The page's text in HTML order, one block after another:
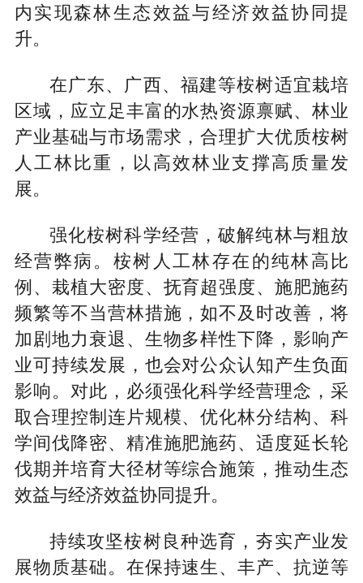
内实现森林生态效益与经济效益协同提
升。
在广东、广西、福建等桉树适宜栽培
区域，应立足丰富的水热资源禀赋、林业
产业基础与市场需求，合理扩大优质桉树
人工林比重，以高效林业支撑高质量发
展。
强化桉树科学经营，破解纯林与粗放
经营弊病。桉树人工林存在的纯林高比
例、栽植大密度、抚育超强度、施肥施药
频繁等不当营林措施，如不及时改善，将
加剧地力衰退、生物多样性下降，影响产
业可持续发展，也会对公众认知产生负面
影响。对此，必须强化科学经营理念，采
取合理控制连片规模、优化林分结构、科
学间伐降密、精准施肥施药、适度延长轮
伐期并培育大径材等综合施策，推动生态
效益与经济效益协同提升。
持续攻坚桉树良种选育，夯实产业发
展物质基础。在保持速生、丰产、抗逆等